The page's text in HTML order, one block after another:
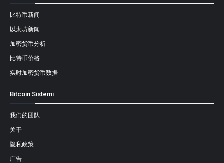
比特币新闻
以太坊新闻
加密货币分析
比特币价格
实时加密货币数据
Bitcoin Sistemi
我们的团队
关于
隐私政策
广告